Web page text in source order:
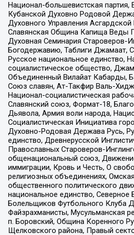
Национал-большевистская
Кубанской Духовно Родовой
Духовного Управления
Славянская Община Капища Веды
Духовная Семинария Староверов-
Богодержавию, Таблиги Джамаат,
Русское национальное единство,
социалистическое общество,
Объединенный Вилайат Кабарды,
Союз славян, Ат-Такфир Валь-
Национал-социалистическая
Славянский союз, Формат-18,
Дьявола, Армия воли народа,
Социалистическая Инициатива
Духовно-Родовая Держава Русь,
единство, Древнерусской
Православных Староверов-
общенациональный союз,
иммиграции, Кровь и Честь, О
религиозных объединениях,
общественного политического
национальное единство, Северное
Болельщиков Футбольного Клуба
Файзрахманисты, Мусульманская
п. Боровский, Община Коренного
Щелковского района, Правый